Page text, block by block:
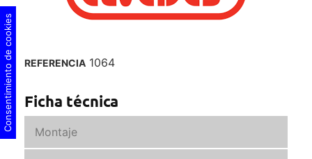
REFERENCIA 1064
Ficha técnica
Montaje
Consentimiento de cookies